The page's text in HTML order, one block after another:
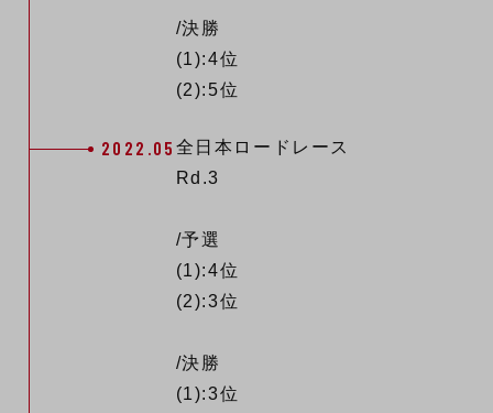
/決勝
(1):4位
(2):5位
2022.05 全日本ロードレース
Rd.3
/予選
(1):4位
(2):3位
/決勝
(1):3位